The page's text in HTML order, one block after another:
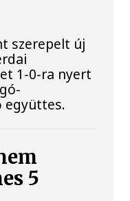
szerepelt új
1-0-ra nyert
együttes.
5